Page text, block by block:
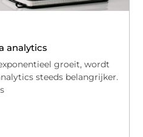
analytics
groeit, wordt
steeds belangrijker.